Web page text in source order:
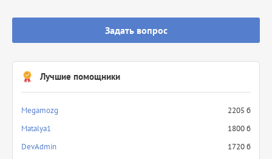
Задать вопрос
Лучшие помощники
Megamozg
2205 б
Matalya1
1800 б
DevAdmin
1720 б